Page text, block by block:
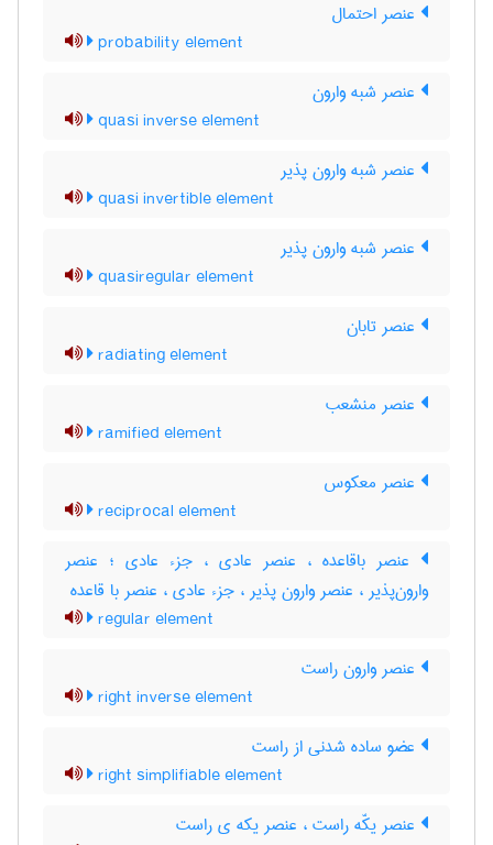
عنصر احتمال
probability element
عنصر شبه وارون
quasi inverse element
عنصر شبه وارون پذیر
quasi invertible element
عنصر شبه وارون پذیر
quasiregular element
عنصر تابان
radiating element
عنصر منشعب
ramified element
عنصر معکوس
reciprocal element
عنصر باقاعده ، عنصر عادی ، جزء عادی ؛ عنصر
وارون‌پذیر ، عنصر وارون پذیر ، جزء عادی ، عنصر با قاعده
regular element
عنصر وارون راست
right inverse element
عضو ساده شدنی از راست
right simplifiable element
عنصر یکّه راست ، عنصر یکه ی راست